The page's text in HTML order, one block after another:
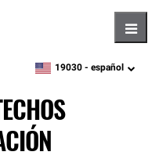
zipcode,language
19030 - español